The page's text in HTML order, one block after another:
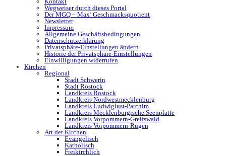
Wegweiser durch dieses Portal
Der MGQ – Max’ Geschmacksquotient
Newsletter
Impressum
Allgemeine Geschäftsbedingungen
Datenschutzerklärung
Privatsphäre-Einstellungen ändern
Historie der Privatsphäre-Einstellungen
Einwilligungen widerrufen
Kirchen
Regional
Stadt Schwerin
Stadt Rostock
Landkreis Rostock
Landkreis Nordwestmecklenburg
Landkreis Ludwiglust-Parchim
Landkreis Mecklenburgische Seenplatte
Landkreis Vorpommern-Greifswald
Landkreis Vorpommern-Rügen
Art der Kirchen
Evangelisch
Katholisch
Freikirchlich